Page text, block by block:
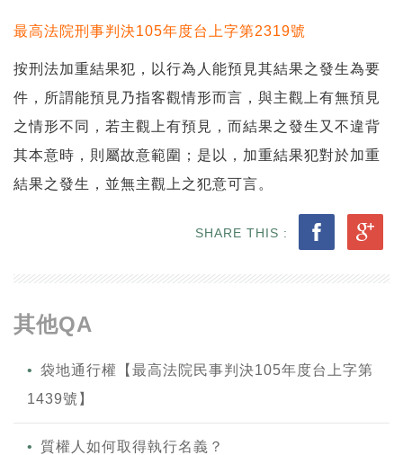
最高法院刑事判決105年度台上字第2319號
按刑法加重結果犯，以行為人能預見其結果之發生為要
件，所謂能預見乃指客觀情形而言，與主觀上有無預見
之情形不同，若主觀上有預見，而結果之發生又不違背
其本意時，則屬故意範圍；是以，加重結果犯對於加重
結果之發生，並無主觀上之犯意可言。
SHARE THIS :
其他QA
袋地通行權【最高法院民事判決105年度台上字第
1439號】
質權人如何取得執行名義？